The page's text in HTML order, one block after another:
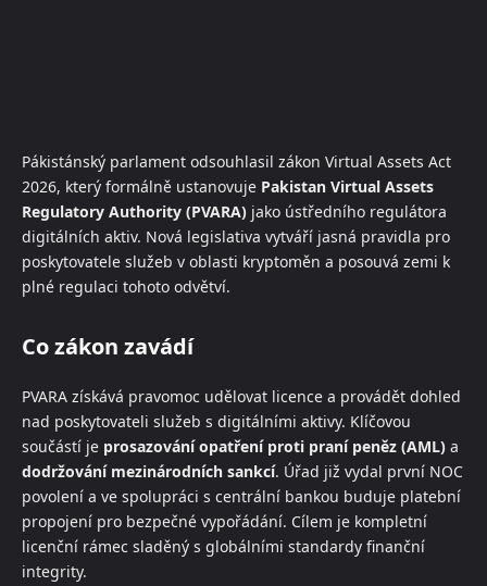
Pákistánský parlament odsouhlasil zákon Virtual Assets Act
2026, který formálně ustanovuje Pakistan Virtual Assets
Regulatory Authority (PVARA) jako ústředního regulátora
digitálních aktiv. Nová legislativa vytváří jasná pravidla pro
poskytovatele služeb v oblasti kryptoměn a posouvá zemi k
plné regulaci tohoto odvětví.
Co zákon zavádí
PVARA získává pravomoc udělovat licence a provádět dohled
nad poskytovateli služeb s digitálními aktivy. Klíčovou
součástí je prosazování opatření proti praní peněz (AML) a
dodržování mezinárodních sankcí. Úřad již vydal první NOC
povolení a ve spolupráci s centrální bankou buduje platební
propojení pro bezpečné vypořádání. Cílem je kompletní
licenční rámec sladěný s globálními standardy finanční
integrity.